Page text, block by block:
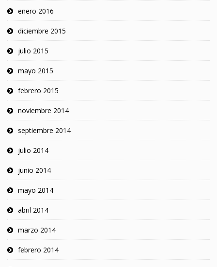
enero 2016
diciembre 2015
julio 2015
mayo 2015
febrero 2015
noviembre 2014
septiembre 2014
julio 2014
junio 2014
mayo 2014
abril 2014
marzo 2014
febrero 2014